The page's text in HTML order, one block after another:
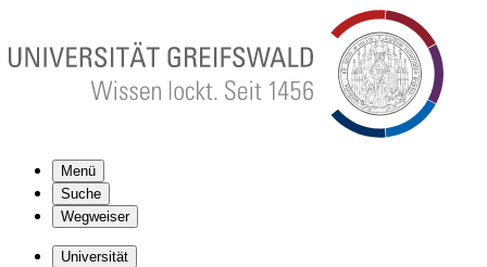
Menü
Suche
Wegweiser
Universität